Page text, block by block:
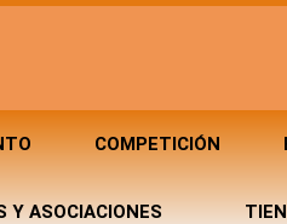
COMPETICIÓN
Y ASOCIACIONES